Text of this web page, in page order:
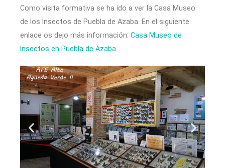
Como visita formativa se ha ido a ver la Casa Museo
de los Insectos de Puebla de Azaba. En el siguiente
enlace os dejo más información: Casa Museo de
Insectos en Puebla de Azaba